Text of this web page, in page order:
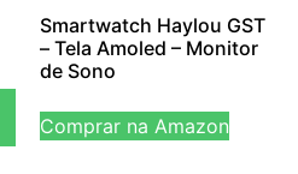
Smartwatch Haylou GST
– Tela Amoled – Monitor
de Sono
Comprar na Amazon